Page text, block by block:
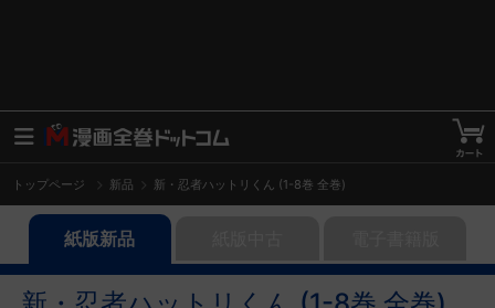
トップページ 新品 新・忍者ハットリくん (1-8巻 全巻)
紙版新品